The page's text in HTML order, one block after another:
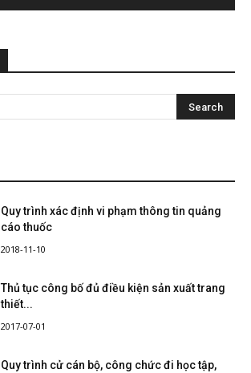
Quy trình xác định vi phạm thông tin quảng
cáo thuốc
2018-11-10
Thủ tục công bố đủ điều kiện sản xuất trang
thiết...
2017-07-01
Quy trình cử cán bộ, công chức đi học tập,